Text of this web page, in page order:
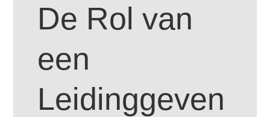
De Rol van
een
Leidinggeven